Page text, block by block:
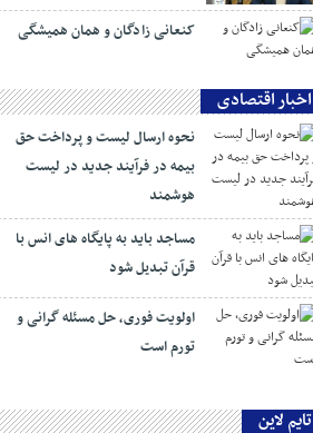
کنعانی زادگان و همان همیشگی
اخبار اقتصادی
نحوه ارسال لیست و پرداخت حق
بیمه در فرآیند جدید در لیست
هوشمند
مساجد باید به پایگاه های انس با
قرآن تبدیل شود
اولویت فوری، حل مسئله گرانی و
تورم است
تایم لاین